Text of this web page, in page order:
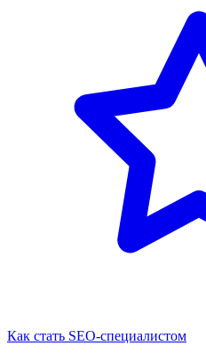
Как стать SEO-специалистом